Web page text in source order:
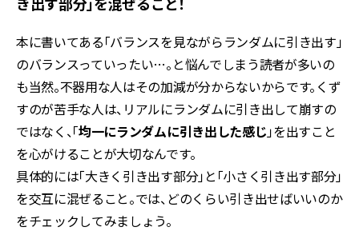
本に書いてある「バランスを見ながらランダムに引き出す」
のバランスっていったい…。と悩んでしまう読者が多いの
も当然。不器用な人はその加減が分からないからです。くず
すのが苦手な人は、リアルにランダムに引き出して崩すの
ではなく、「均一にランダムに引き出した感じ」を出すこと
を心がけることが大切なんです。
具体的には「大きく引き出す部分」と「小さく引き出す部分」
を交互に混ぜること。では、どのくらい引き出せばいいのか
をチェックしてみましょう。